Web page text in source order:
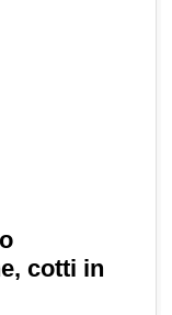
cotti in